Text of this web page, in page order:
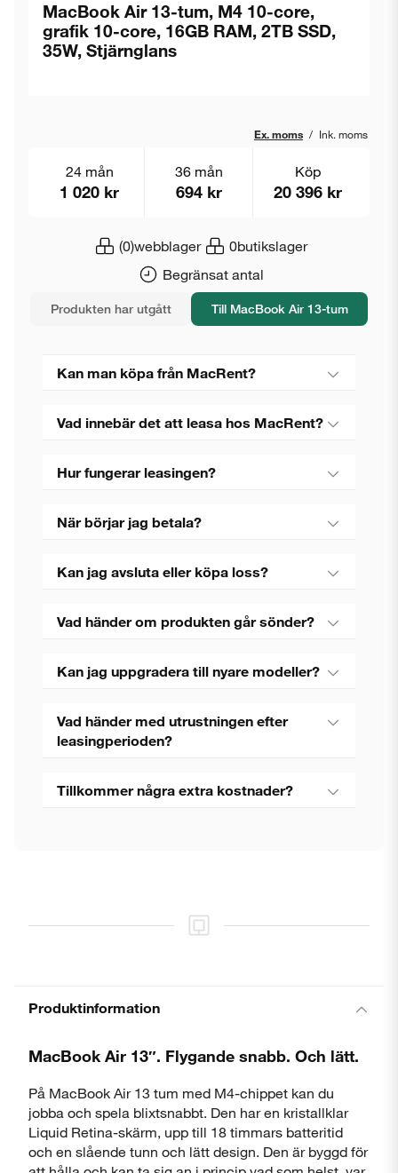
MacBook Air 13-tum, M4 10-core,
grafik 10-core, 16GB RAM, 2TB SSD,
35W, Stjärnglans
Ex. moms / Ink. moms
(0)webblager 0butikslager
Begränsat antal
24 mån
1 020 kr
36 mån
694 kr
Köp
20 396 kr
Produkten har utgått Till MacBook Air 13-tum
Kan man köpa från MacRent?
Vad innebär det att leasa hos MacRent?
Hur fungerar leasingen?
När börjar jag betala?
Kan jag avsluta eller köpa loss?
Vad händer om produkten går sönder?
Kan jag uppgradera till nyare modeller?
Vad händer med utrustningen efter
leasingperioden?
Tillkommer några extra kostnader?
Produktinformation
MacBook Air 13″. Flygande snabb. Och lätt.
På MacBook Air 13 tum med M4-chippet kan du
jobba och spela blixtsnabbt. Den har en kristallklar
Liquid Retina-skärm, upp till 18 timmars batteritid
och en slående tunn och lätt design. Den är byggd för